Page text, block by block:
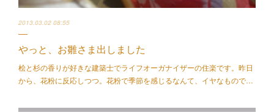
2013.03.02 08:55
やっと、お雛さま出しました
桧と杉の香りが好きな建築士でライフオーガナイザーの住楽です。昨日
から、花粉に反応しつつ。花粉で季節を感じるなんて、イヤなもので…